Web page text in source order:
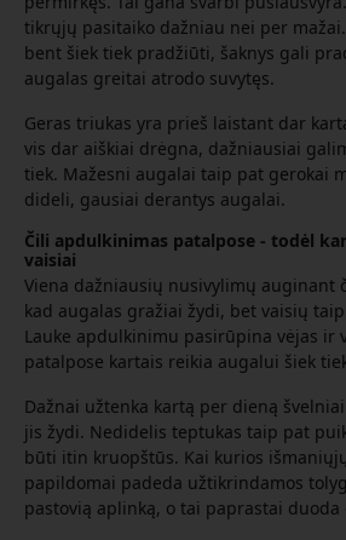
tikrųjų pasitaiko dažniau nei per
bent šiek tiek pradžiūti, šaknys gali
augalas greitai atrodo suvytęs.
Geras triukas yra prieš laistant dar
vis dar aiškiai drėgna, dažniausiai
tiek. Mažesni augalai taip pat gerokai
dideli, gausiai derantys augalai.
Čili apdulkinimas patalpose - todėl
vaisiai
Viena dažniausių nusivylimų auginant
kad augalas gražiai žydi, bet vaisių
Lauke apdulkinimu pasirūpina vėjas ir
patalpose kartais reikia augalui šiek
Dažnai užtenka kartą per dieną
jis žydi. Nedidelis teptukas taip pat
būti itin kruopštūs. Kai kurios
papildomai padeda užtikrindamos
pastovią aplinką, o tai paprastai